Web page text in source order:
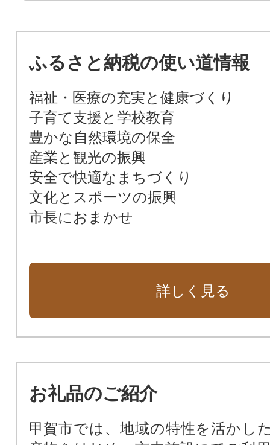
ふるさと納税の使い道情報
福祉・医療の充実と健康づくり
子育て支援と学校教育
豊かな自然環境の保全
産業と観光の振興
安全で快適なまちづくり
文化とスポーツの振興
市長におまかせ
詳しく見る
お礼品のご紹介
甲賀市では、地域の特性を活かし